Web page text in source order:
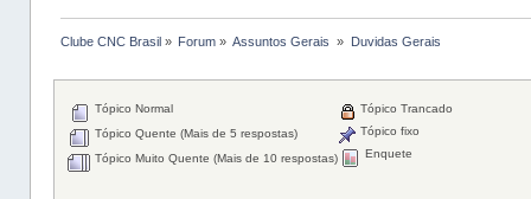
Clube CNC Brasil» Forum » Assuntos Gerais » Duvidas Gerais
Tópico Normal
Tópico Quente (Mais de 5 respostas)
Tópico Muito Quente (Mais de 10 respostas)
Tópico Trancado
Tópico fixo
Enquete